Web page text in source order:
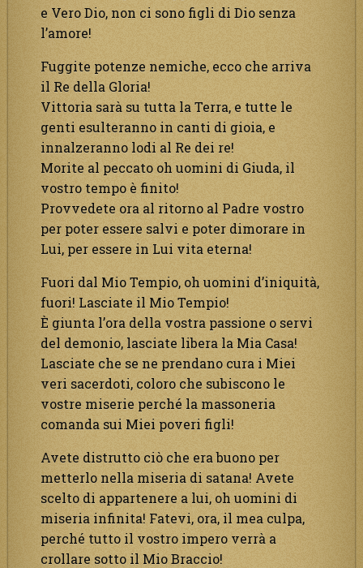
e Vero Dio, non ci sono figli di Dio senza
l’amore!
Fuggite potenze nemiche, ecco che arriva
il Re della Gloria!
Vittoria sarà su tutta la Terra, e tutte le
genti esulteranno in canti di gioia, e
innalzeranno lodi al Re dei re!
Morite al peccato oh uomini di Giuda, il
vostro tempo è finito!
Provvedete ora al ritorno al Padre vostro
per poter essere salvi e poter dimorare in
Lui, per essere in Lui vita eterna!
Fuori dal Mio Tempio, oh uomini d’iniquità,
fuori! Lasciate il Mio Tempio!
È giunta l’ora della vostra passione o servi
del demonio, lasciate libera la Mia Casa!
Lasciate che se ne prendano cura i Miei
veri sacerdoti, coloro che subiscono le
vostre miserie perché la massoneria
comanda sui Miei poveri figli!
Avete distrutto ciò che era buono per
metterlo nella miseria di satana! Avete
scelto di appartenere a lui, oh uomini di
miseria infinita! Fatevi, ora, il mea culpa,
perché tutto il vostro impero verrà a
crollare sotto il Mio Braccio!